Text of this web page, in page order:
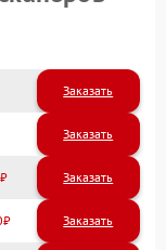
Заказать
Заказать